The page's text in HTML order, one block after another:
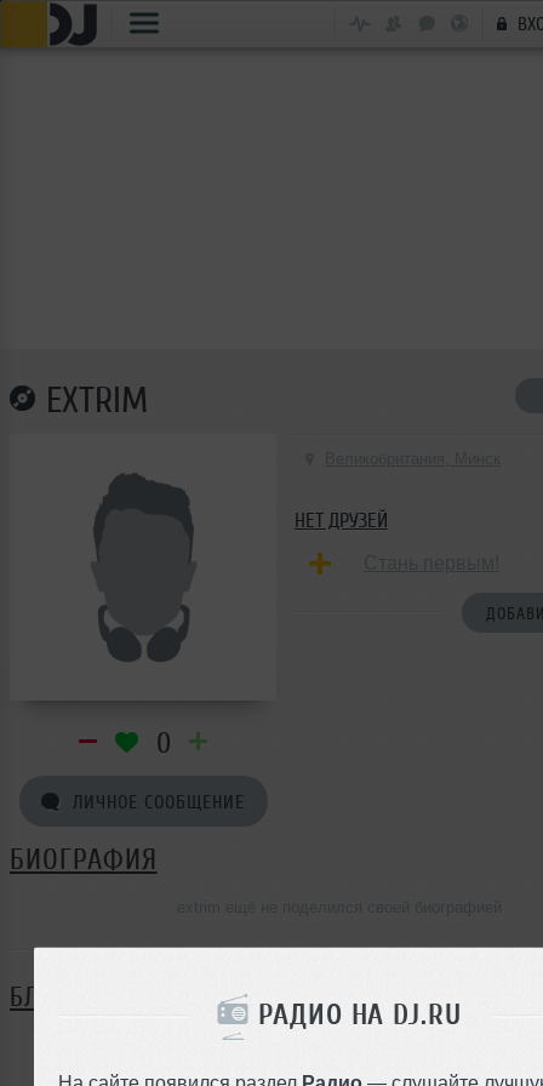
РАДИО НА DJ.RU
На сайте появился раздел Радио — слушайте
EXTRIM
0
ЛИЧНОЕ СООБЩЕНИЕ
НЕТ ДРУЗЕЙ
БИОГРАФИЯ
БЛОГ